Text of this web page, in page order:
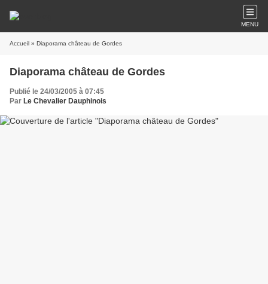
MENU
Accueil » Diaporama château de Gordes
Diaporama château de Gordes
Publié le 24/03/2005 à 07:45
Par Le Chevalier Dauphinois